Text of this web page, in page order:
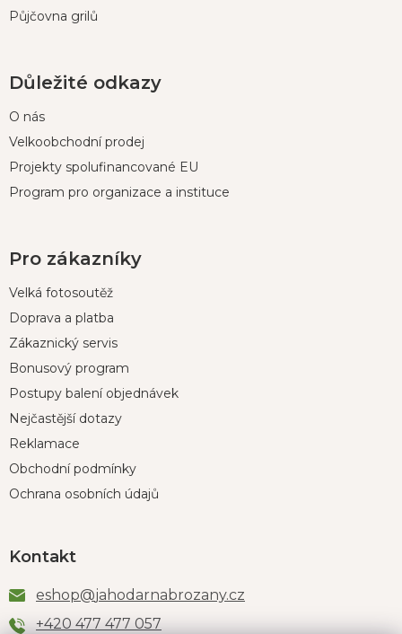
Půjčovna grilů
Důležité odkazy
O nás
Velkoobchodní prodej
Projekty spolufinancované EU
Program pro organizace a instituce
Pro zákazníky
Velká fotosoutěž
Doprava a platba
Zákaznický servis
Bonusový program
Postupy balení objednávek
Nejčastější dotazy
Reklamace
Obchodní podmínky
Ochrana osobních údajů
Kontakt
eshop@jahodarnabrozany.cz
+420 477 477 057